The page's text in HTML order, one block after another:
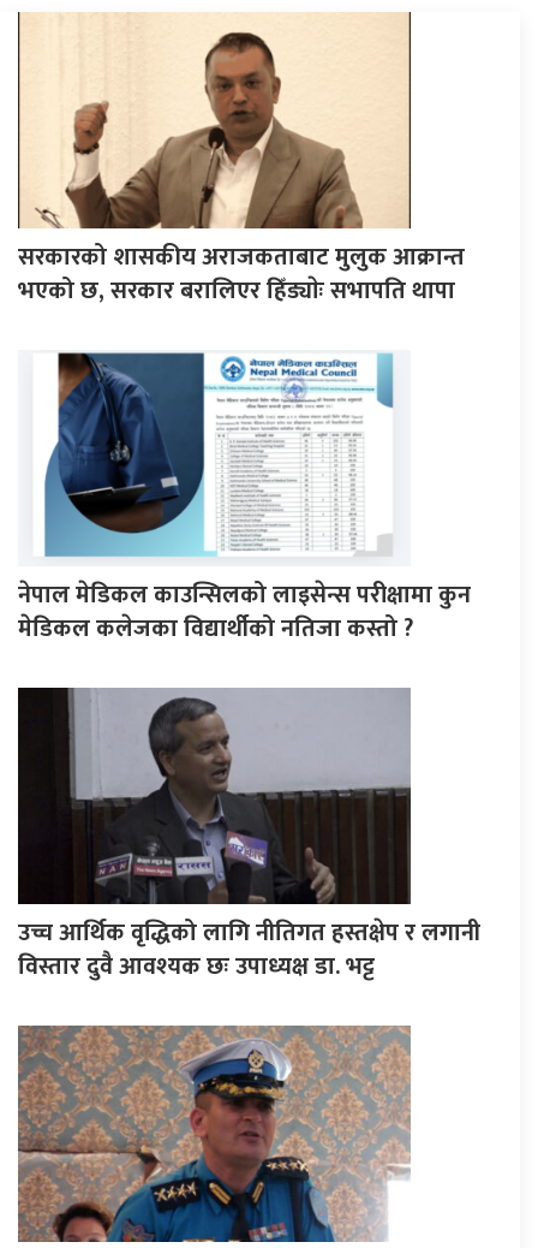
सरकारको शासकीय अराजकताबाट मुलुक आक्रान्त
भएको छ, सरकार बरालिएर हिँड्याेः सभापति थापा
नेपाल मेडिकल काउन्सिलको लाइसेन्स परीक्षामा कुन
मेडिकल कलेजका विद्यार्थीको नतिजा कस्तो ?
उच्च आर्थिक वृद्धिको लागि नीतिगत हस्तक्षेप र लगानी
विस्तार दुवै आवश्यक छः उपाध्यक्ष डा. भट्ट